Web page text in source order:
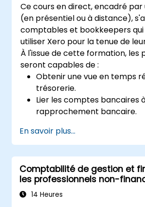
Ce cours en direct, encadré
(en présentiel ou à distance),
comptables et bookkeepers
utiliser Xero pour la tenue de
À l'issue de cette formation, les
seront capables de :
Obtenir une vue en temps
trésorerie.
Lier les comptes bancaires
rapprochement bancaire.
TVA (Taxe sur la Valeur
Xero.
Créer des rapports à
membres de l'équipe.
En savoir plus...
Comptabilité de gestion et
les professionnels non-
14 Heures